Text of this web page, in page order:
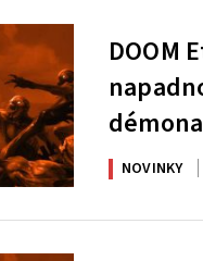
DOOM
démona
NOVINKY